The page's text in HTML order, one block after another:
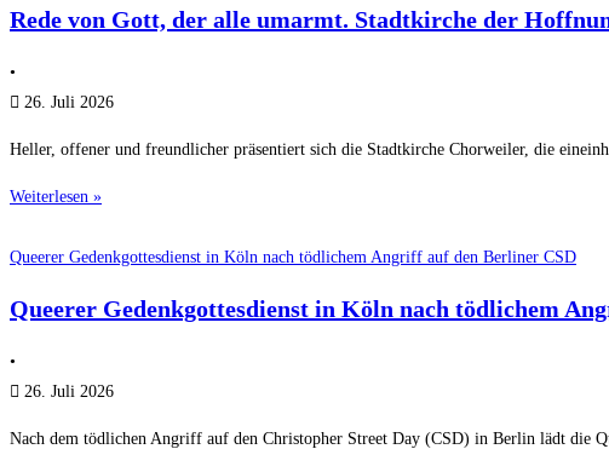
Rede von Gott, der alle umarmt. Stadtkirche der
•
26. Juli 2026
Heller, offener und freundlicher präsentiert sich die Stadtkirche Chorweiler, die
Weiterlesen »
Queerer Gedenkgottesdienst in Köln nach tödlichem Angriff auf den Berliner CSD
Queerer Gedenkgottesdienst in Köln nach tödlichem
•
26. Juli 2026
Nach dem tödlichen Angriff auf den Christopher Street Day (CSD) in Berlin lädt die